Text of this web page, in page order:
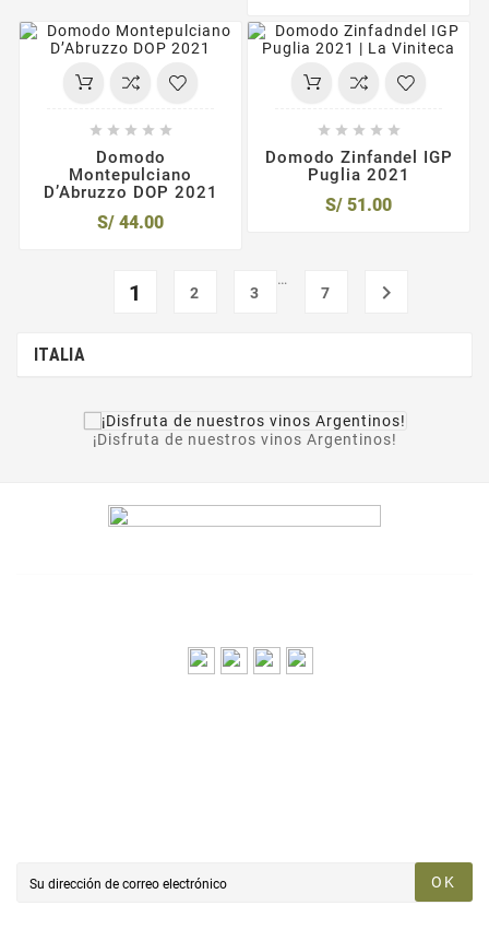
    
Domodo
Montepulciano
D’Abruzzo DOP 2021
S/ 44.00
    
Domodo Zinfandel IGP
Puglia 2021
S/ 51.00
1 2 3
…
7

ITALIA
¡Disfruta de nuestros vinos Argentinos!
OK